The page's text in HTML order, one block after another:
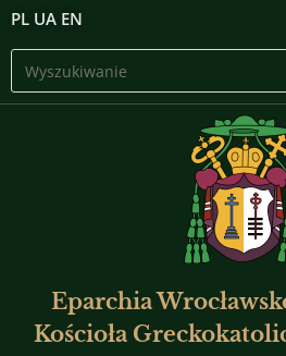
PL UA EN
Eparchia
Kościoła